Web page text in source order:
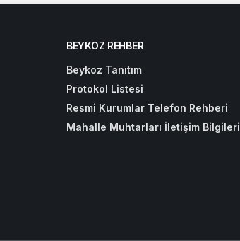
BEYKOZ REHBER
Beykoz Tanıtım
Protokol Listesi
Resmi Kurumlar Telefon Rehberi
Mahalle Muhtarları İletişim Bilgileri